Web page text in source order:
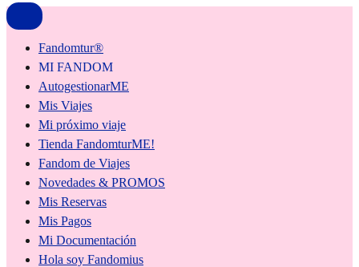
Fandomtur®
MI FANDOM
AutogestionarME
Mis Viajes
Mi próximo viaje
Tienda FandomturME!
Fandom de Viajes
Novedades & PROMOS
Mis Reservas
Mis Pagos
Mi Documentación
Hola soy Fandomius